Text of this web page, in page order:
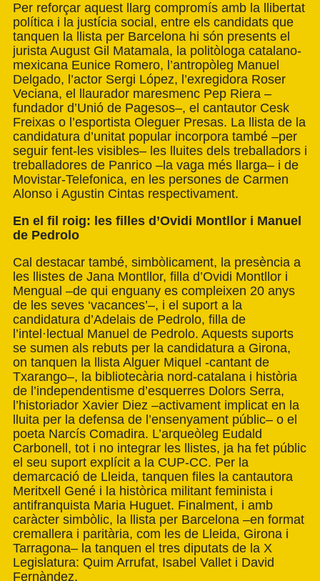
Per reforçar aquest llarg compromís amb la llibertat
política i la justícia social, entre els candidats que
tanquen la llista per Barcelona hi són presents el
jurista August Gil Matamala, la politòloga catalano-
mexicana Eunice Romero, l’antropòleg Manuel
Delgado, l’actor Sergi López, l’exregidora Roser
Veciana, el llaurador maresmenc Pep Riera –
fundador d’Unió de Pagesos–, el cantautor Cesk
Freixas o l’esportista Oleguer Presas. La llista de la
candidatura d’unitat popular incorpora també –per
seguir fent-les visibles– les lluites dels treballadors i
treballadores de Panrico –la vaga més llarga– i de
Movistar-Telefonica, en les persones de Carmen
Alonso i Agustin Cintas respectivament.
En el fil roig: les filles d’Ovidi Montllor i Manuel
de Pedrolo
Cal destacar també, simbòlicament, la presència a
les llistes de Jana Montllor, filla d’Ovidi Montllor i
Mengual –de qui enguany es compleixen 20 anys
de les seves ‘vacances’–, i el suport a la
candidatura d’Adelais de Pedrolo, filla de
l’intel·lectual Manuel de Pedrolo. Aquests suports
se sumen als rebuts per la candidatura a Girona,
on tanquen la llista Alguer Miquel -cantant de
Txarango–, la bibliotecària nord-catalana i història
de l’independentisme d’esquerres Dolors Serra,
l’historiador Xavier Diez –activament implicat en la
lluita per la defensa de l’ensenyament públic– o el
poeta Narcís Comadira. L’arqueòleg Eudald
Carbonell, tot i no integrar les llistes, ja ha fet públic
el seu suport explícit a la CUP-CC. Per la
demarcació de Lleida, tanquen files la cantautora
Meritxell Gené i la històrica militant feminista i
antifranquista Maria Huguet. Finalment, i amb
caràcter simbòlic, la llista per Barcelona –en format
cremallera i paritària, com les de Lleida, Girona i
Tarragona– la tanquen el tres diputats de la X
Legislatura: Quim Arrufat, Isabel Vallet i David
Fernàndez.